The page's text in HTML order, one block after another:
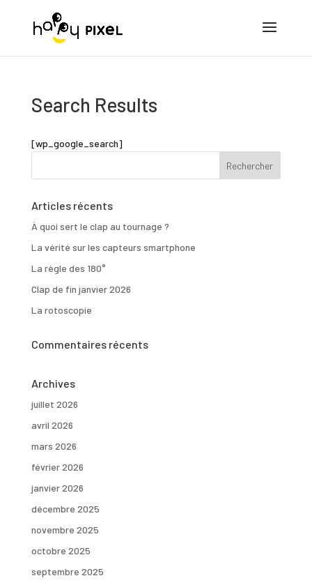
Search Results
[wp_google_search]
Articles récents
À quoi sert le clap au tournage ?
La vérité sur les capteurs smartphone
La règle des 180°
Clap de fin janvier 2026
La rotoscopie
Commentaires récents
Archives
juillet 2026
avril 2026
mars 2026
février 2026
janvier 2026
décembre 2025
novembre 2025
octobre 2025
septembre 2025